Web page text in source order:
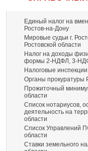
Единый налог на
Ростов-на-Дону
Мировые судьи г.
Ростовской области
Налог на доходы
формы 2-НДФЛ, 3-
Налоговые
Органы прокуратуры
Прожиточный
области
Список нотариусов,
деятельность на
области
Список Управлений
области
Ставки земельного